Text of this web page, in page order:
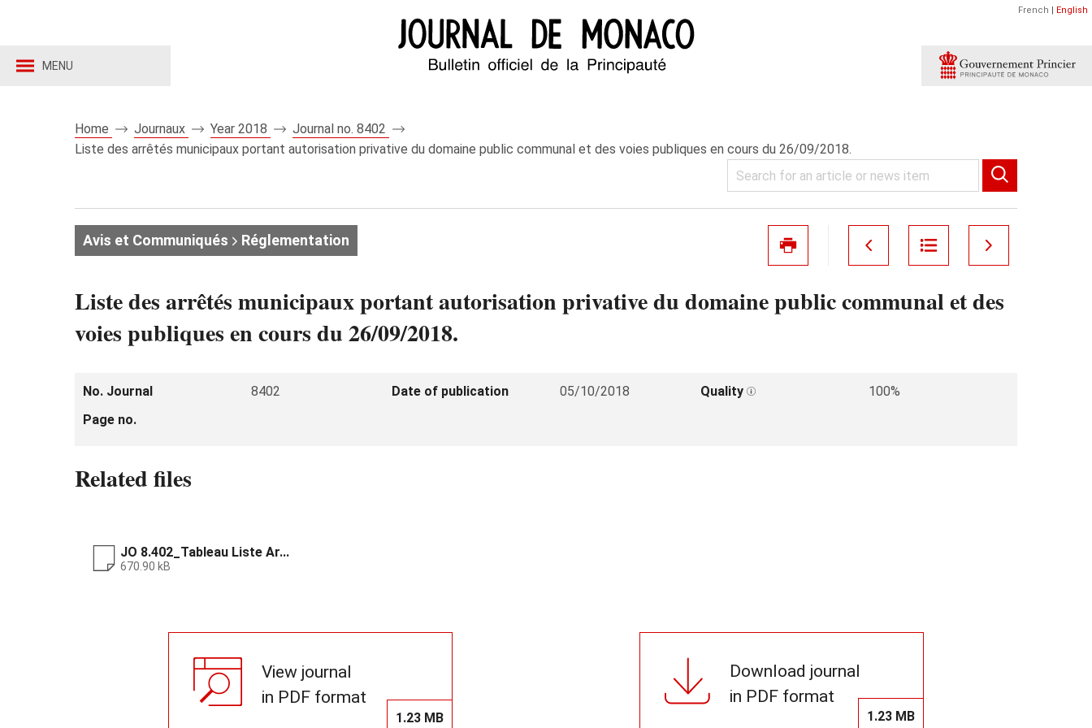
MENU
French | English
Home Journaux Year 2018
Journal no. 8402
Liste des arrêtés municipaux portant autorisation privative du domaine public communal et des voies publiques en cours du 26/09/2018.
Avis et Communiqués Réglementation
Liste des arrêtés municipaux portant autorisation privative du domaine public communal et des
voies publiques en cours du 26/09/2018.
No. Journal 8402 Date of publication 05/10/2018 Quality
100%
Page no.
Related files
JO 8.402_Tableau Liste Ar...
670.90 kB
View journal
in PDF format
1.23 MB
Download journal
in PDF format
1.23 MB